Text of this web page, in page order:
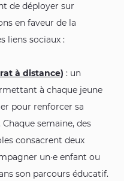
de déployer sur
en faveur de la
liens sociaux :
à distance) : un
à chaque jeune
pour renforcer sa
semaine, des
consacrent deux
un·e enfant ou
son parcours éducatif.